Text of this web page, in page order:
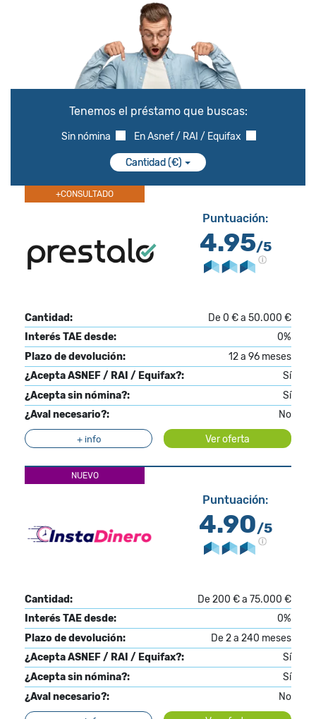
Tenemos el préstamo que buscas:
Sin nómina En Asnef / RAI / Equifax
Cantidad (€)
+CONSULTADO
Puntuación:
4.95/5
Cantidad:
De 0 € a 50.000 €
Interés TAE desde:
0%
Plazo de devolución:
12 a 96 meses
¿Acepta ASNEF / RAI / Equifax?:
Sí
¿Acepta sin nómina?:
Sí
¿Aval necesario?:
No
+ info Ver oferta
NUEVO
Puntuación:
4.90/5
Cantidad:
De 200 € a 75.000 €
Interés TAE desde:
0%
Plazo de devolución:
De 2 a 240 meses
¿Acepta ASNEF / RAI / Equifax?:
Sí
¿Acepta sin nómina?:
Sí
¿Aval necesario?:
No